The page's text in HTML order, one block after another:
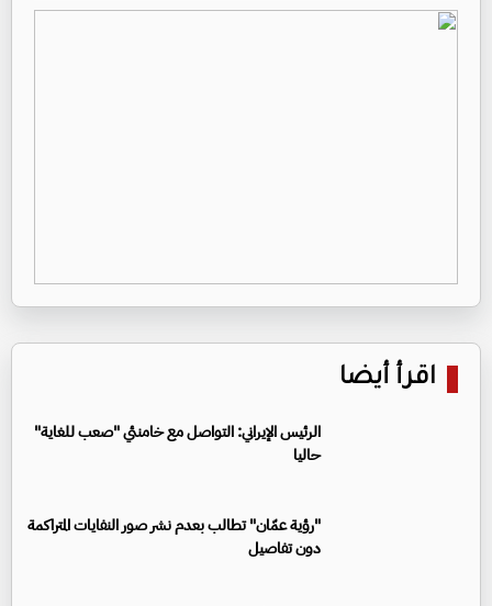
اقرأ أيضا
الرئيس الإيراني: التواصل مع خامنئي "صعب للغاية"
حاليا
"رؤية عمّان" تطالب بعدم نشر صور النفايات المتراكمة
دون تفاصيل